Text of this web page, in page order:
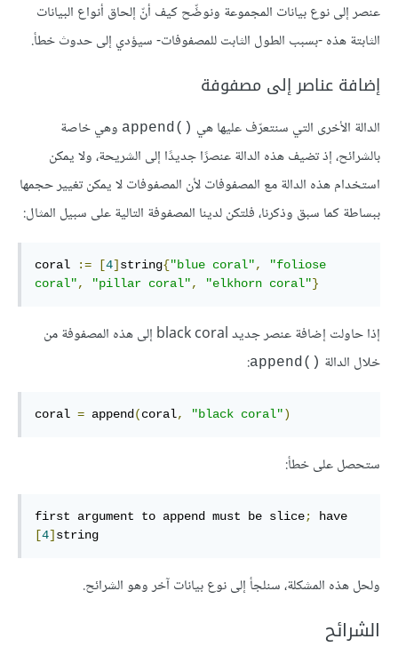
عنصر إلى نوع بيانات المجموعة ونوضِّح كيف أنّ إلحاق أنواع البيانات
الثابتة هذه -بسبب الطول الثابت للمصفوفات- سيؤدي إلى حدوث خطأ.
إضافة عناصر إلى مصفوفة
الدالة الأخرى التي سنتعرّف عليها هي ()append
وهي خاصة
بالشرائح، إذ تضيف هذه الدالة عنصرًا جديدًا إلى الشريحة، ولا يمكن
استخدام هذه الدالة مع المصفوفات لأن المصفوفات لا يمكن تغيير حجمها
ببساطة كما سبق وذكرنا، فلتكن لدينا المصفوفة التالية على سبيل المثال:
coral := [4] string{"blue coral",
"foliose
coral", "pillar coral", "elkhorn coral"}
إذا حاولت إضافة عنصر جديد black coral إلى هذه المصفوفة من
خلال الدالة ()append
:
coral = append (coral, "black coral")
ستحصل على خطأ:
first argument to append must be slice;
[4] string
ولحل هذه المشكلة، سنلجأ إلى نوع بيانات آخر وهو الشرائح.
الشرائح